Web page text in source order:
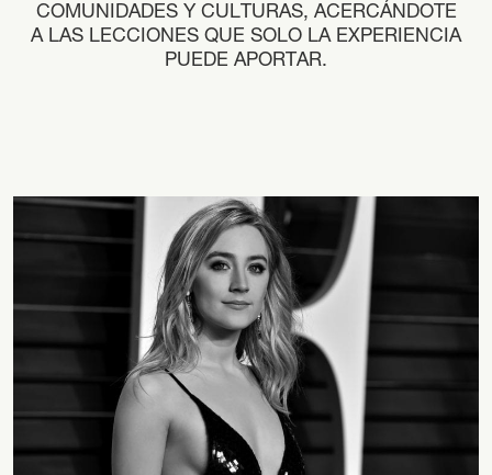
COMUNIDADES Y CULTURAS, ACERCÁNDOTE
A LAS LECCIONES QUE SOLO LA EXPERIENCIA
PUEDE APORTAR.